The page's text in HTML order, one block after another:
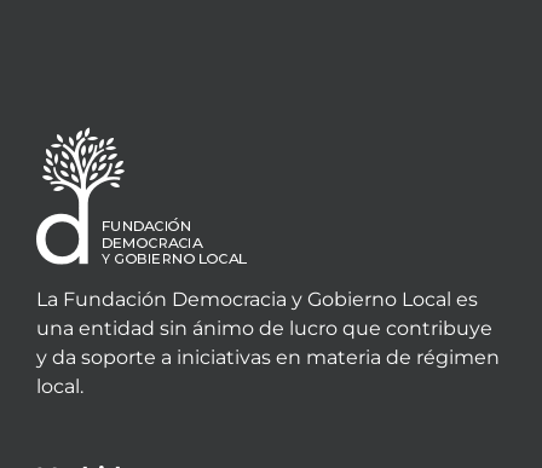
La Fundación Democracia y Gobierno Local es
una entidad sin ánimo de lucro que contribuye
y da soporte a iniciativas en materia de régimen
local.